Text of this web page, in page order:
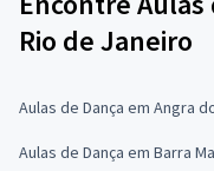
Rio de Janeiro
Aulas de Dança em Angra
Aulas de Dança em Barra